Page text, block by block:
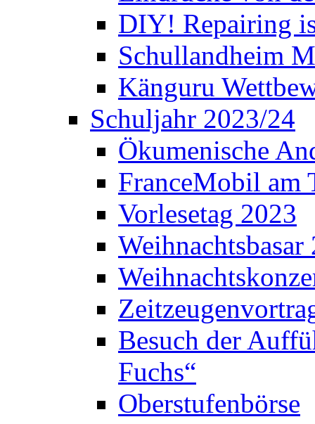
DIY! Repairing
Schullandheim
Känguru
Schuljahr 2023/24
Ökumenische
FranceMobil am
Vorlesetag 2023
Weihnachtsbasar
Besuch der
Fuchs“
Oberstufenbörse